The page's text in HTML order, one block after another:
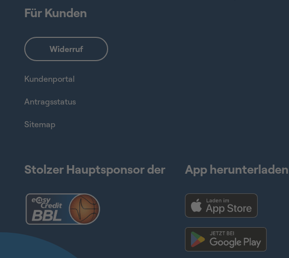
Für Kunden
Kundenportal
Antragsstatus
Sitemap
Stolzer Hauptsponsor der App herunterladen